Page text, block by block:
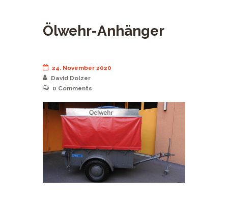
Ölwehr-Anhänger
24. November 2020
David Dolzer
0 Comments